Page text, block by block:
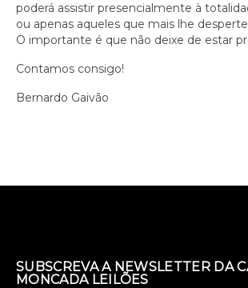
poderá assistir presencialmente à
ou apenas aqueles que mais lhe
O importante é que não deixe de estar
Contamos consigo!
Bernardo Gaivão
SUBSCREVA A NEWSLETTER DA
MONCADA LEILÕES